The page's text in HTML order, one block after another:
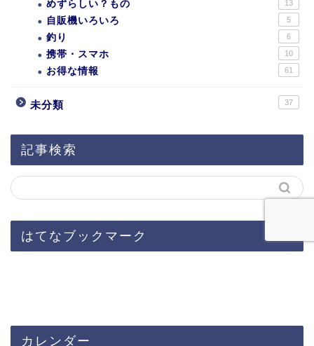
めずらしい？もの 13
自販機いろいろ 5
釣り 6
携帯・スマホ 10
お得な情報 61
未分類 37
記事検索
はてなブックマーク
カレンダー